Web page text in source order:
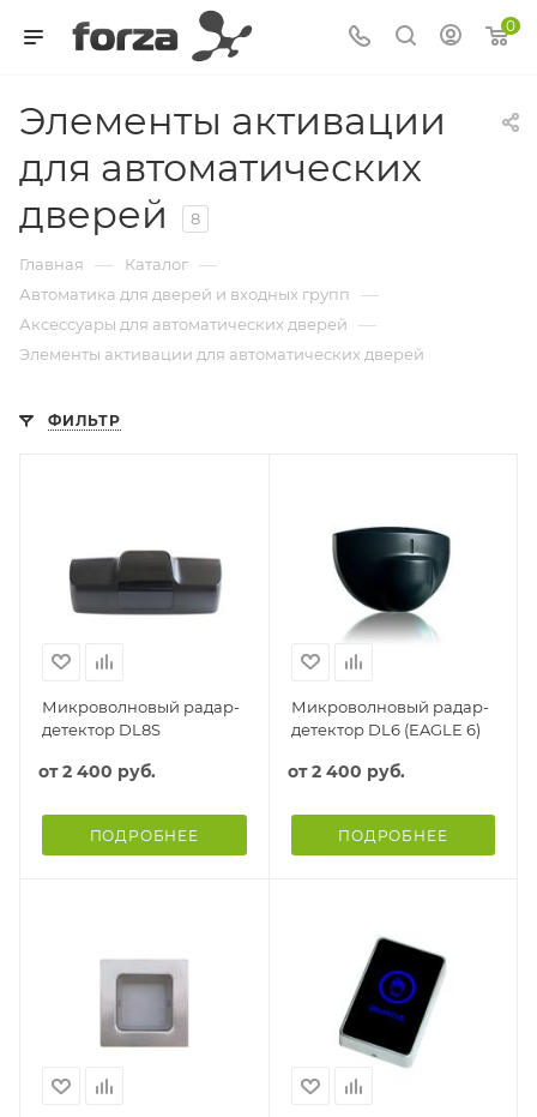
0
Элементы активации
для автоматических
дверей
8
Главная — Каталог —
Автоматика для дверей и входных групп —
Аксессуары для автоматических дверей —
Элементы активации для автоматических дверей
ФИЛЬТР
Микроволновый радар-
детектор DL8S
от2 400 руб.
ПОДРОБНЕЕ
Микроволновый радар-
детектор DL6 (EAGLE 6)
от2 400 руб.
ПОДРОБНЕЕ